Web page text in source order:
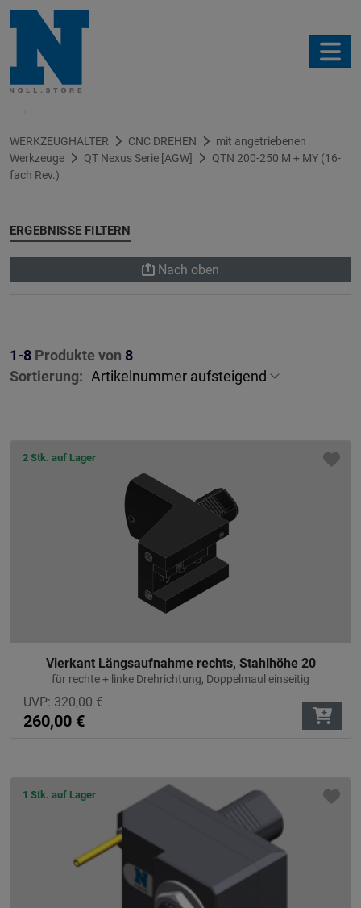
WERKZEUGHALTER CNC DREHEN
mit angetriebenen
Werkzeuge
QT Nexus Serie [AGW]
QTN 200-250 M + MY (16-
fach Rev.)
ERGEBNISSE FILTERN
Nach oben
1-8 Produkte von 8
Sortierung:
2 Stk. auf Lager
Vierkant Längsaufnahme rechts, Stahlhöhe 20
für rechte + linke Drehrichtung, Doppelmaul einseitig
UVP: 320,00 €
260,00 €
1 Stk. auf Lager